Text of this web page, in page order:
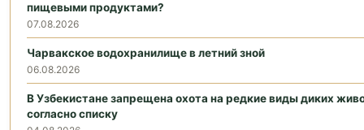
пищевыми продуктами?
07.08.2026
Чарвакское водохранилище в летний зной
06.08.2026
В Узбекистане запрещена охота на редкие виды диких
согласно списку